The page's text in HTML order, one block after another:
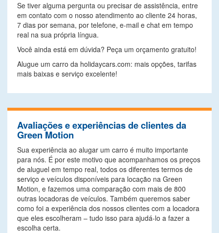
Se tiver alguma pergunta ou precisar de assistência, entre
em contato com o nosso atendimento ao cliente 24 horas,
7 dias por semana, por telefone, e-mail e chat em tempo
real na sua própria língua.
Você ainda está em dúvida? Peça um orçamento gratuito!
Alugue um carro da holidaycars.com: mais opções, tarifas
mais baixas e serviço excelente!
Avaliações e experiências de clientes da
Green Motion
Sua experiência ao alugar um carro é muito importante
para nós. É por este motivo que acompanhamos os preços
de aluguel em tempo real, todos os diferentes termos de
serviço e veículos disponíveis para locação na Green
Motion, e fazemos uma comparação com mais de 800
outras locadoras de veículos. Também queremos saber
como foi a experiência dos nossos clientes com a locadora
que eles escolheram – tudo isso para ajudá-lo a fazer a
escolha certa.